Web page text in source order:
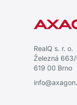
RealQ s. r. o.
Železná
619 00 Brno